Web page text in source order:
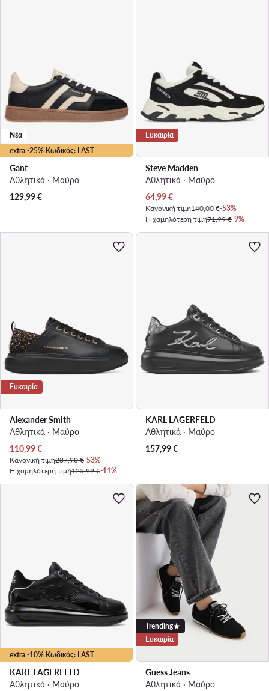
extra -25% Κωδικός: LAST
Νέα
Gant
Αθλητικά · Μαύρο
129,99€
Ευκαιρία
Steve Madden
Αθλητικά · Μαύρο
Τρέχουσα τιμή
64,99€
Κανονική τιμή140,00 €-53%
Η χαμηλότερη τιμή71,99 €-9%
Ευκαιρία
Alexander Smith
Αθλητικά · Μαύρο
Τρέχουσα τιμή
110,99€
Κανονική τιμή237,90 €-53%
Η χαμηλότερη τιμή125,99 €-11%
KARL LAGERFELD
Αθλητικά · Μαύρο
157,99€
extra -10% Κωδικός: LAST
KARL LAGERFELD
Αθλητικά · Μαύρο
Trending
Ευκαιρία
Guess Jeans
Αθλητικά · Μαύρο